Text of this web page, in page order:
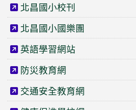
北昌國小校刊
北昌國小國樂團
英語學習網站
防災教育網
交通安全教育網